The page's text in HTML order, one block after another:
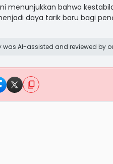
menunjukkan bahwa
daya tarik baru bagi
AI-assisted and reviewed by